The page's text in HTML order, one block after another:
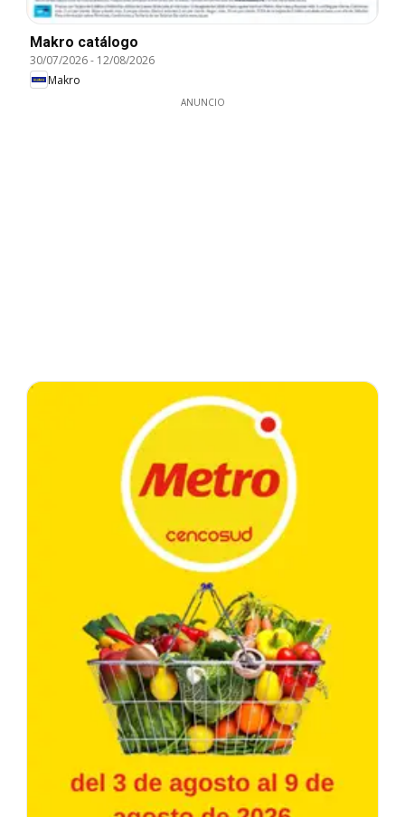
Makro catálogo
30/07/2026- 12/08/2026
Makro
ANUNCIO